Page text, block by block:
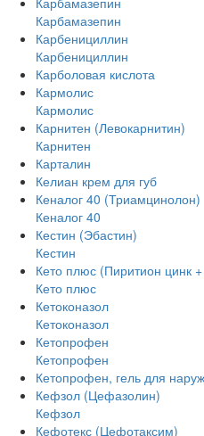
Карбамазепин
Карбенициллин
Карбенициллин
Карболовая кислота
Кармолис
Кармолис
Карнитен (Левокарнитин)
Карнитен
Карталин
Келиан крем для губ
Кеналог 40 (Триамцинолон)
Кеналог 40
Кестин (Эбастин)
Кестин
Кето плюс (Пиритион цинк +
Кето плюс
Кетоконазол
Кетоконазол
Кетопрофен
Кетопрофен
Кетопрофен, гель для
Кефзол (Цефазолин)
Кефзол
Кефотекс (Цефотаксим)